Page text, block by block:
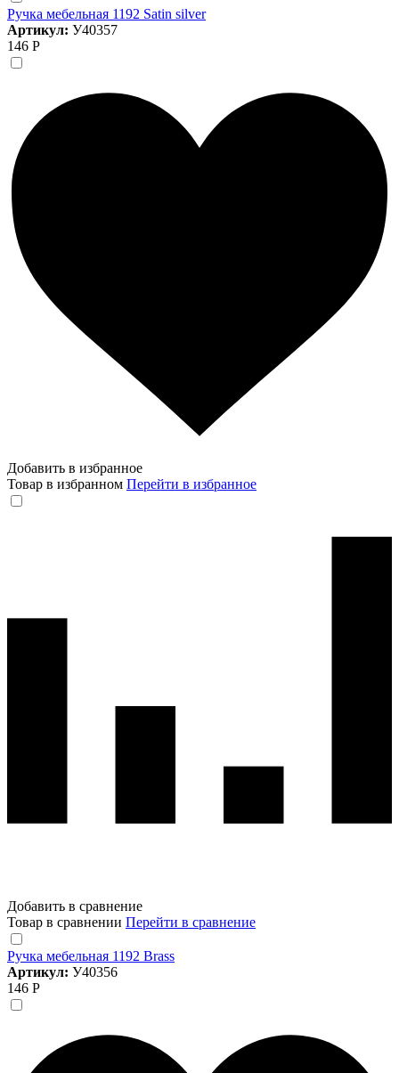
Ручка мебельная 1192 Satin silver
Артикул: У40357
146 Р
Добавить в избранное
Товар в избранном Перейти в избранное
Добавить в сравнение
Товар в сравнении Перейти в сравнение
Ручка мебельная 1192 Brass
Артикул: У40356
146 Р